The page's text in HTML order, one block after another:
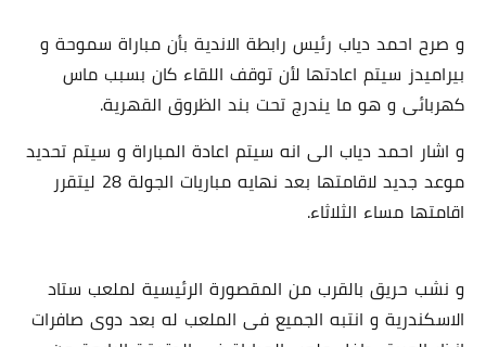
و صرح احمد دياب رئيس رابطة الاندية بأن مباراة سموحة و
بيراميدز سيتم اعادتها لأن توقف اللقاء كان بسبب ماس
كهربائى و هو ما يندرج تحت بند الظروق القهرية.
و اشار احمد دياب الى انه سيتم اعادة المباراة و سيتم تحديد
موعد جديد لاقامتها بعد نهايه مباريات الجولة 28 ليتقرر
اقامتها مساء الثلاثاء.
و نشب حريق بالقرب من المقصورة الرئيسية لملعب ستاد
الاسكندرية و انتبه الجميع فى الملعب له بعد دوى صافرات